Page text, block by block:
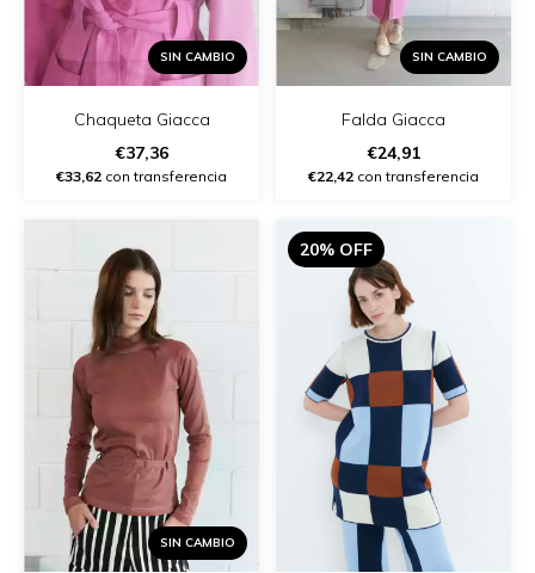
SIN CAMBIO
Chaqueta Giacca
€37,36
€33,62 con transferencia
SIN CAMBIO
Falda Giacca
€24,91
€22,42 con transferencia
SIN CAMBIO
20% OFF